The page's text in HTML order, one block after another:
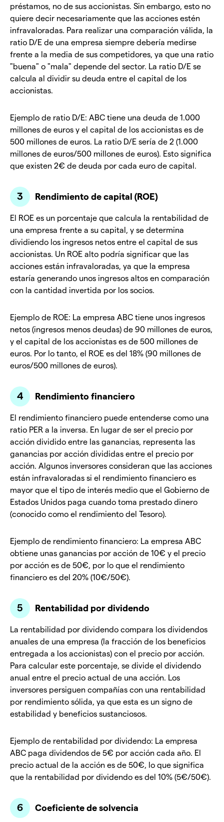
préstamos, no de sus accionistas. Sin embargo, esto no
quiere decir necesariamente que las acciones estén
infravaloradas. Para realizar una comparación válida, la
ratio D/E de una empresa siempre debería medirse
frente a la media de sus competidores, ya que una ratio
"buena" o "mala" depende del sector. La ratio D/E se
calcula al dividir su deuda entre el capital de los
accionistas.
Ejemplo de ratio D/E: ABC tiene una deuda de 1.000
millones de euros y el capital de los accionistas es de
500 millones de euros. La ratio D/E sería de 2 (1.000
millones de euros/500 millones de euros). Esto significa
que existen 2€ de deuda por cada euro de capital.
Rendimiento de capital (ROE)
El ROE es un porcentaje que calcula la rentabilidad de
una empresa frente a su capital, y se determina
dividiendo los ingresos netos entre el capital de sus
accionistas. Un ROE alto podría significar que las
acciones están infravaloradas, ya que la empresa
estaría generando unos ingresos altos en comparación
con la cantidad invertida por los socios.
Ejemplo de ROE: La empresa ABC tiene unos ingresos
netos (ingresos menos deudas) de 90 millones de euros,
y el capital de los accionistas es de 500 millones de
euros. Por lo tanto, el ROE es del 18% (90 millones de
euros/500 millones de euros).
Rendimiento financiero
El rendimiento financiero puede entenderse como una
ratio PER a la inversa. En lugar de ser el precio por
acción dividido entre las ganancias, representa las
ganancias por acción divididas entre el precio por
acción. Algunos inversores consideran que las acciones
están infravaloradas si el rendimiento financiero es
mayor que el tipo de interés medio que el Gobierno de
Estados Unidos paga cuando toma prestado dinero
(conocido como el rendimiento del Tesoro).
Ejemplo de rendimiento financiero: La empresa ABC
obtiene unas ganancias por acción de 10€ y el precio
por acción es de 50€, por lo que el rendimiento
financiero es del 20% (10€/50€).
Rentabilidad por dividendo
La rentabilidad por dividendo compara los dividendos
anuales de una empresa (la fracción de los beneficios
entregada a los accionistas) con el precio por acción.
Para calcular este porcentaje, se divide el dividendo
anual entre el precio actual de una acción. Los
inversores persiguen compañías con una rentabilidad
por rendimiento sólida, ya que esta es un signo de
estabilidad y beneficios sustanciosos.
Ejemplo de rentabilidad por dividendo: La empresa
ABC paga dividendos de 5€ por acción cada año. El
precio actual de la acción es de 50€, lo que significa
que la rentabilidad por dividendo es del 10% (5€/50€).
Coeficiente de solvencia